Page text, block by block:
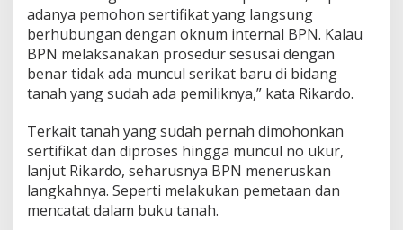
adanya pemohon sertifikat yang langsung
berhubungan dengan oknum internal BPN. Kalau
BPN melaksanakan prosedur sesusai dengan
benar tidak ada muncul serikat baru di bidang
tanah yang sudah ada pemiliknya,” kata Rikardo.
Terkait tanah yang sudah pernah dimohonkan
sertifikat dan diproses hingga muncul no ukur,
lanjut Rikardo, seharusnya BPN meneruskan
langkahnya. Seperti melakukan pemetaan dan
mencatat dalam buku tanah.